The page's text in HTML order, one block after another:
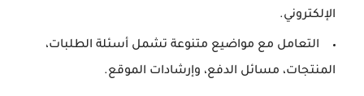
الإلكتروني.
التعامل مع مواضيع متنوعة تشمل أسئلة الطلبات،
المنتجات، مسائل الدفع، وإرشادات الموقع.